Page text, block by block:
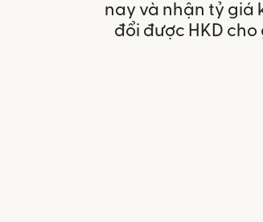
nay và nhận tỷ giá
đổi được HKD